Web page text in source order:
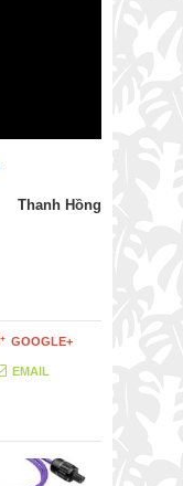
Thanh Hồng
GOOGLE+
EMAIL